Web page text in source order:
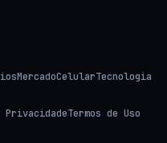
MercadoCelularTecnologia
Termos de Uso